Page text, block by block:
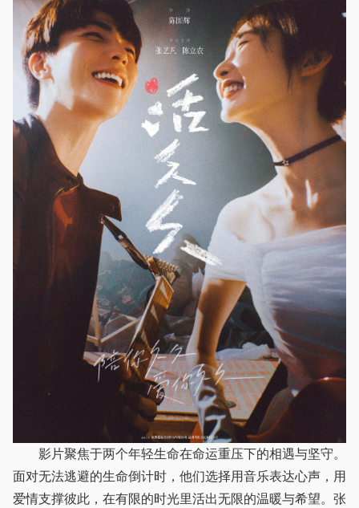
影片聚焦于两个年轻生命在命运重压下的相遇与坚守。
面对无法逃避的生命倒计时，他们选择用音乐表达心声，用
爱情支撑彼此，在有限的时光里活出无限的温暖与希望。张